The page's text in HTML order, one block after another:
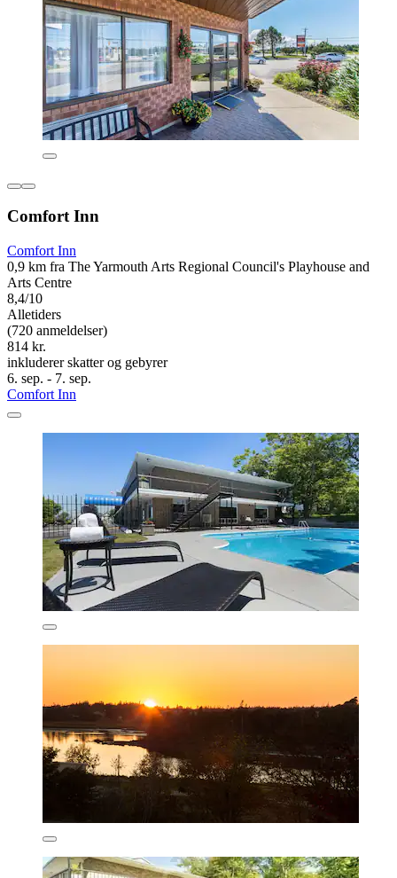
Comfort Inn
Comfort Inn
0,9 km fra The Yarmouth Arts Regional Council's Playhouse and
Arts Centre
8,4/10
Alletiders
(720 anmeldelser)
814 kr.
inkluderer skatter og gebyrer
6. sep. - 7. sep.
Comfort Inn